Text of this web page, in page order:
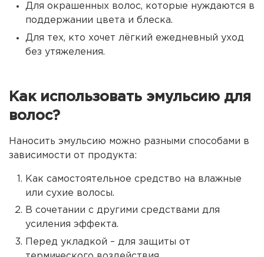
Для окрашенных волос, которые нуждаются в
поддержании цвета и блеска.
Для тех, кто хочет лёгкий ежедневный уход
без утяжеления.
Как использовать эмульсию для
волос?
Наносить эмульсию можно разными способами в
зависимости от продукта:
Как самостоятельное средство на влажные
или сухие волосы.
В сочетании с другими средствами для
усиления эффекта.
Перед укладкой – для защиты от